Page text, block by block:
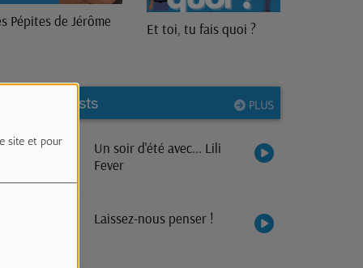
site et pour
toi, tu fais quoi ? Lieu(x) Commun(s)
PLUS
Nos podcasts
Un soir d'été avec... Lili
Fever
Laissez-nous penser !